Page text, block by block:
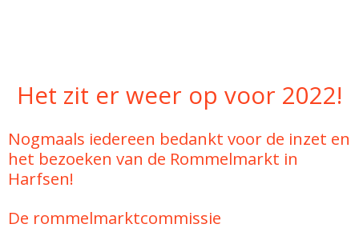
Het zit er weer op voor 2022!
Nogmaals iedereen bedankt voor de inzet en
het bezoeken van de Rommelmarkt in
Harfsen!
De rommelmarktcommissie